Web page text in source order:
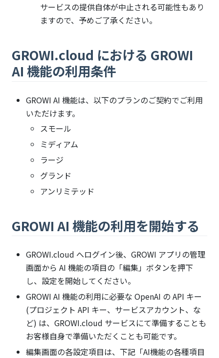
サービスの提供自体が中止される可能性もあり
ますので、予めご了承ください。
GROWI.cloud における GROWI
AI 機能の利用条件
GROWI AI 機能は、以下のプランのご契約でご利用
いただけます。
スモール
ミディアム
ラージ
グランド
アンリミテッド
GROWI AI 機能の利用を開始する
GROWI.cloud へログイン後、GROWI アプリの管理
画面から AI 機能の項目の「編集」ボタンを押下
し、設定を開始してください。
GROWI AI 機能の利用に必要な OpenAI の API キー
(プロジェクト API キー、サービスアカウント、な
ど) は、GROWI.cloud サービスにて準備することも
お客様自身で準備いただくことも可能です。
編集画面の各設定項目は、下記「AI機能の各種項目